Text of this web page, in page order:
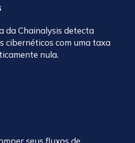
da Chainalysis detecta
cibernéticos com uma taxa
nula.
seus fluxos de